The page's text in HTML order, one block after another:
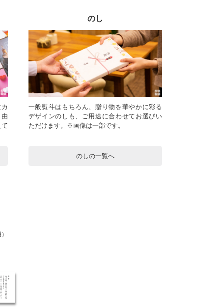
のし
一般熨斗はもちろん、贈り物を華やかに彩る
デザインのしも、ご用途に合わせてお選びい
ただけます。※画像は一部です。
のしの一覧へ